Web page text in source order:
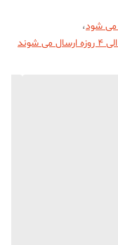
می شود،